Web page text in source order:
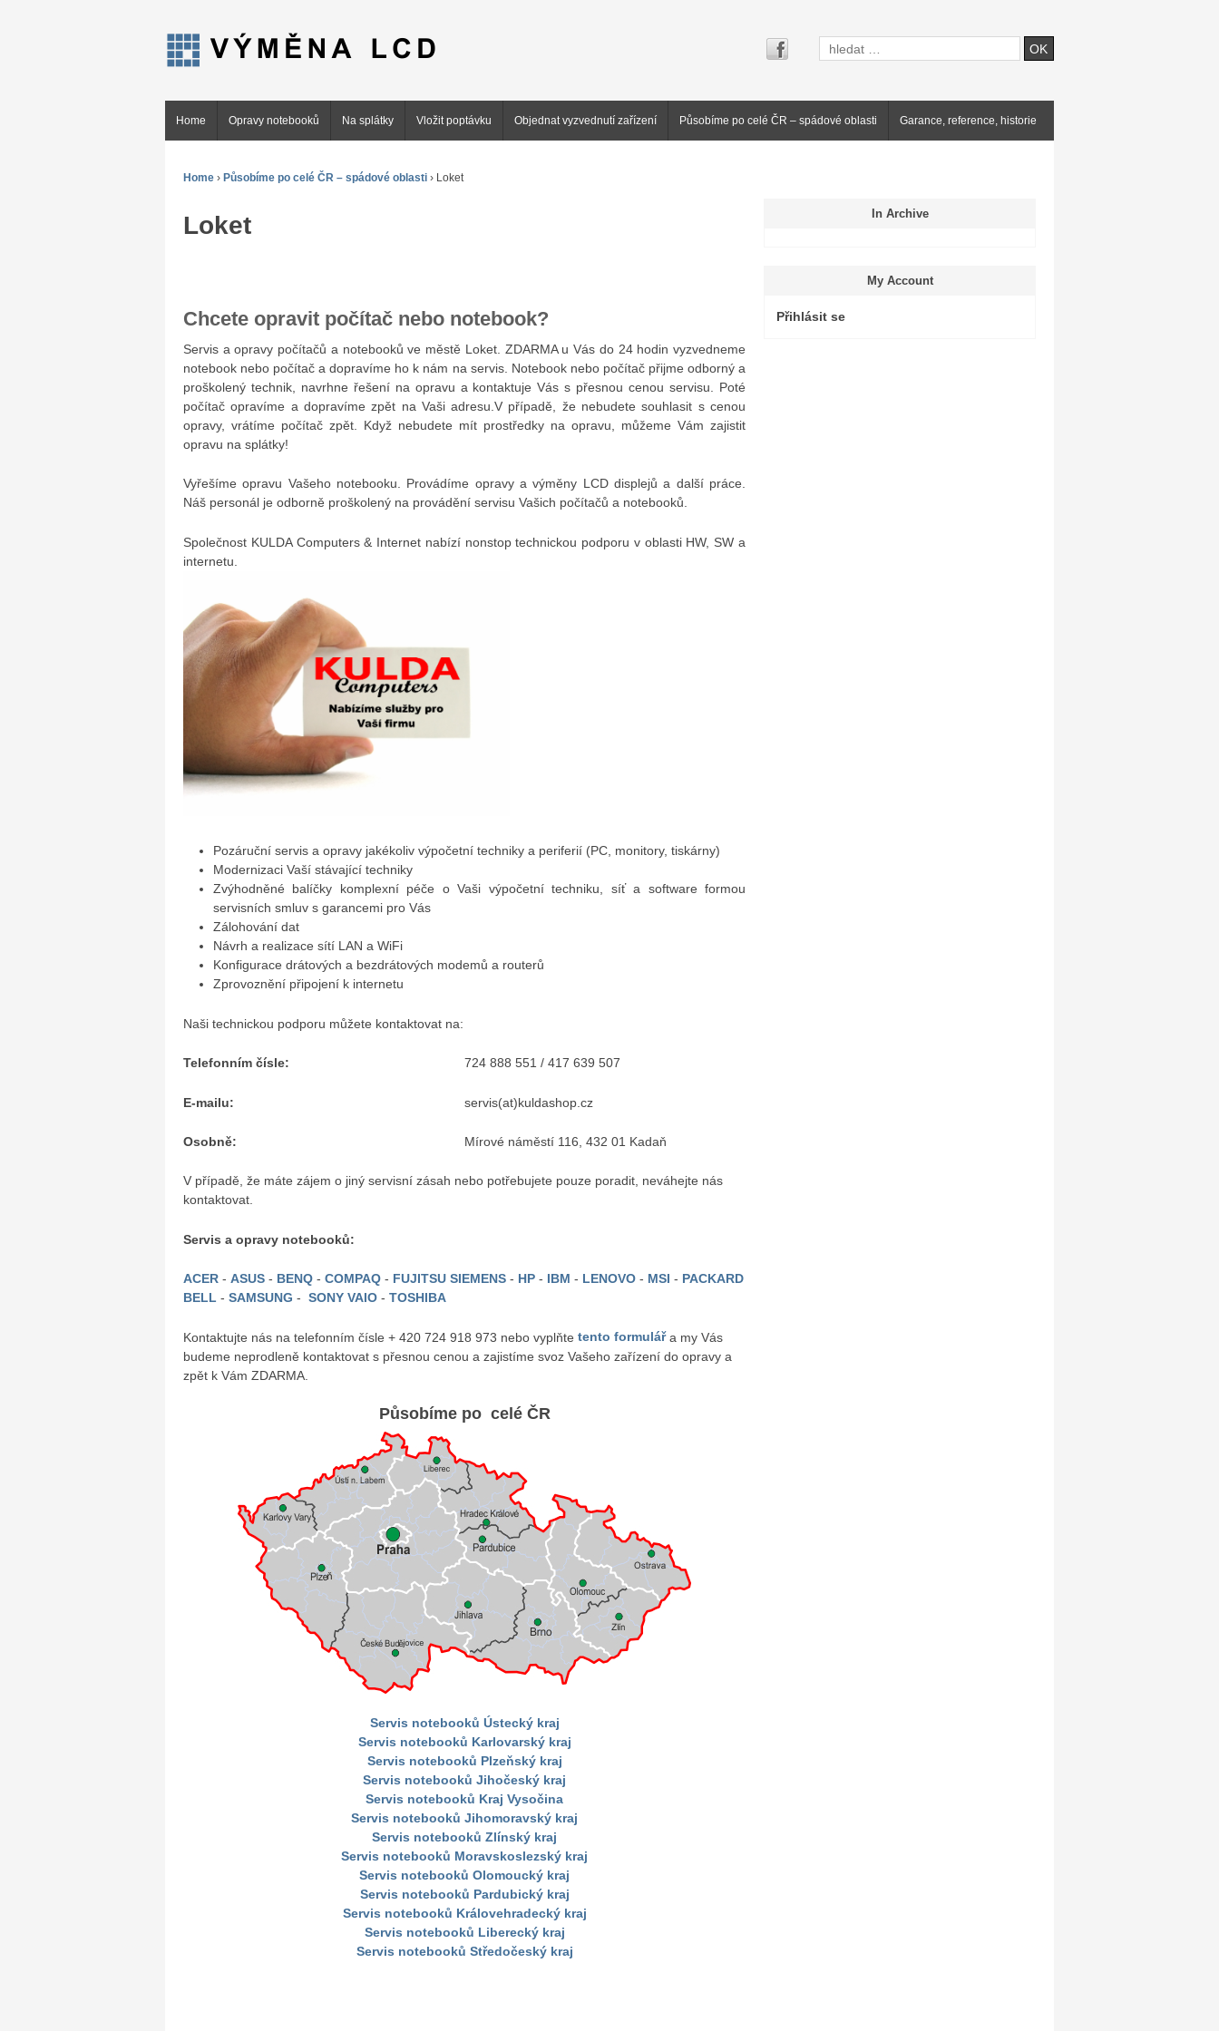
Home Opravy notebooků Na splátky Vložit poptávku Objednat vyzvednutí zařízení Působíme po celé ČR – spádové oblasti Garance, reference, historie
Home › Působíme po celé ČR – spádové oblasti › Loket
Loket
Chcete opravit počítač nebo notebook?
Servis a opravy počítačů a notebooků ve městě Loket. ZDARMA u Vás do 24 hodin vyzvedneme
notebook nebo počítač a dopravíme ho k nám na servis. Notebook nebo počítač přijme odborný a
proškolený technik, navrhne řešení na opravu a kontaktuje Vás s přesnou cenou servisu. Poté
počítač opravíme a dopravíme zpět na Vaši adresu.V případě, že nebudete souhlasit s cenou
opravy, vrátíme počítač zpět. Když nebudete mít prostředky na opravu, můžeme Vám zajistit
opravu na splátky!
Vyřešíme opravu Vašeho notebooku. Provádíme opravy a výměny LCD displejů a další práce.
Náš personál je odborně proškolený na provádění servisu Vašich počítačů a notebooků.
Společnost KULDA Computers & Internet nabízí nonstop technickou podporu v oblasti HW, SW a
internetu.
Pozáruční servis a opravy jakékoliv výpočetní techniky a periferií (PC, monitory, tiskárny)
Modernizaci Vaší stávající techniky
Zvýhodněné balíčky komplexní péče o Vaši výpočetní techniku, síť a software formou
servisních smluv s garancemi pro Vás
Zálohování dat
Návrh a realizace sítí LAN a WiFi
Konfigurace drátových a bezdrátových modemů a routerů
Zprovoznění připojení k internetu
Naši technickou podporu můžete kontaktovat na:
Telefonním čísle:
E-mailu:
Osobně:
724 888 551 / 417 639 507
servis(at)kuldashop.cz
Mírové náměstí 116, 432 01 Kadaň
V případě, že máte zájem o jiný servisní zásah nebo potřebujete pouze poradit, neváhejte nás
kontaktovat.
Servis a opravy notebooků:
ACER - ASUS - BENQ - COMPAQ - FUJITSU SIEMENS - HP - IBM - LENOVO - MSI - PACKARD
BELL - SAMSUNG - SONY VAIO - TOSHIBA
Kontaktujte nás na telefonním čísle + 420 724 918 973 nebo vyplňte tento formulářa my Vás
budeme neprodleně kontaktovat s přesnou cenou a zajistíme svoz Vašeho zařízení do opravy a
zpět k Vám ZDARMA.
Působíme po celé ČR
Servis notebooků Ústecký kraj
Servis notebooků Karlovarský kraj
Servis notebooků Plzeňský kraj
Servis notebooků Jihočeský kraj
Servis notebooků Kraj Vysočina
Servis notebooků Jihomoravský kraj
Servis notebooků Zlínský kraj
Servis notebooků Moravskoslezský kraj
Servis notebooků Olomoucký kraj
Servis notebooků Pardubický kraj
Servis notebooků Královehradecký kraj
Servis notebooků Liberecký kraj
Servis notebooků Středočeský kraj
In Archive
My Account
Přihlásit se